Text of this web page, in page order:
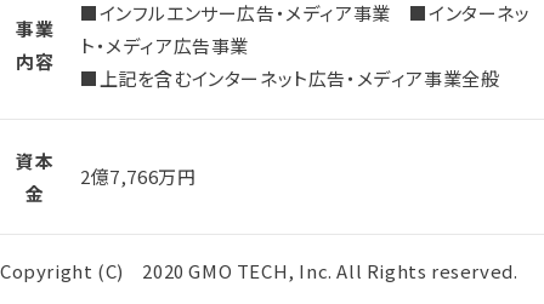
事業
内容
■インフルエンサー広告・メディア事業 ■インターネッ
ト・メディア広告事業
■上記を含むインターネット広告・メディア事業全般
資本
金
2億7,766万円
Copyright (C) 2020 GMO TECH, Inc. All Rights reserved.